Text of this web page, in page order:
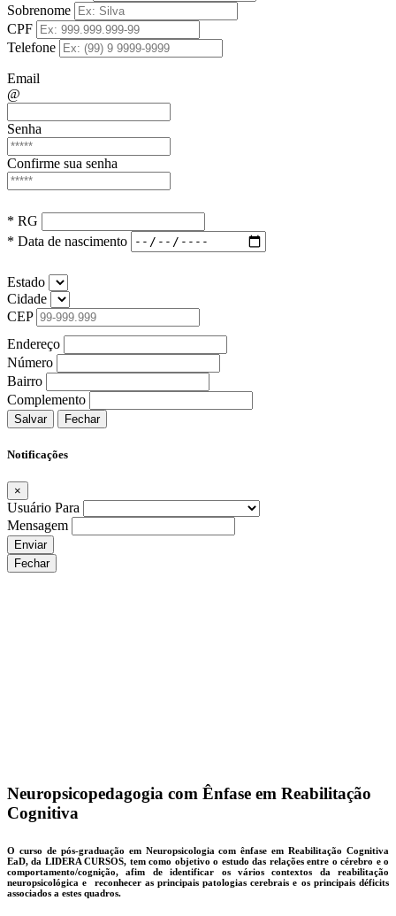
Sobrenome
CPF
Telefone
Email
@
Senha
Confirme sua senha
* RG
* Data de nascimento
Estado
Cidade
CEP
Endereço
Número
Bairro
Complemento
Salvar Fechar
Notificações
×
Usuário Para
Mensagem
Enviar
Fechar
Neuropsicopedagogia com Ênfase em Reabilitação
Cognitiva
O curso de pós-graduação em Neuropsicologia com ênfase em Reabilitação Cognitiva
EaD, da LIDERA CURSOS, tem como objetivo o estudo das relações entre o cérebro e o
comportamento/cognição, afim de identificar os vários contextos da reabilitação
neuropsicológica e reconhecer as principais patologias cerebrais e os principais déficits
associados a estes quadros.